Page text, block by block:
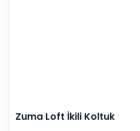
Zuma Loft İkili Koltuk